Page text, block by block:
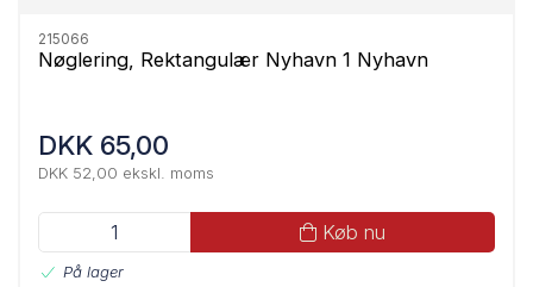
215066
Nøglering, Rektangulær Nyhavn 1 Nyhavn
DKK 65,00
DKK 52,00 ekskl. moms
Køb nu
På lager